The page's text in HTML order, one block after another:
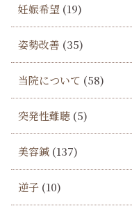
妊娠希望 (19)
姿勢改善 (35)
当院について (58)
突発性難聴 (5)
美容鍼 (137)
逆子 (10)